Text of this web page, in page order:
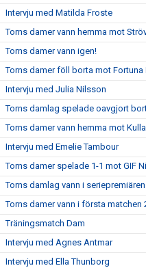
Intervju med Matilda Froste
Torns damer vann hemma mot
Torns damer vann igen!
Torns damer föll borta mot Fortuna
Intervju med Julia Nilsson
Torns damlag spelade oavgjort
Torns damer vann hemma mot
Intervju med Emelie Tambour
Torns damer spelade 1-1 mot GIF
Torns damlag vann i seriepremiären
Torns damer vann i första matchen
Träningsmatch Dam
Intervju med Agnes Antmar
Intervju med Ella Thunborg